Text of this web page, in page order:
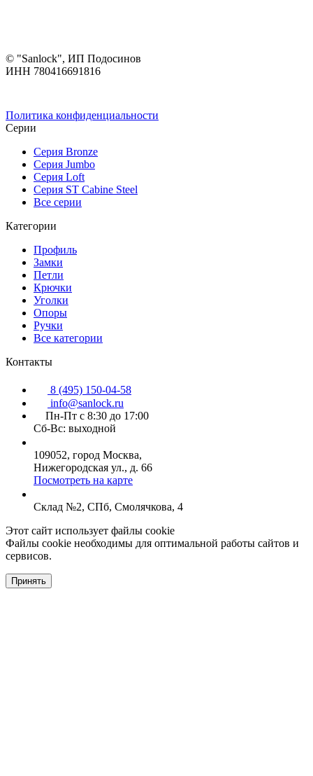
© "Sanlock", ИП Подосинов
ИНН 780416691816
Политика конфиденциальности
Серии
Серия Bronze
Серия Jumbo
Серия Loft
Серия ST Cabine Steel
Все серии
Категории
Профиль
Замки
Петли
Крючки
Уголки
Опоры
Ручки
Все категории
Контакты
8 (495) 150-04-58
info@sanlock.ru
Пн-Пт с 8:30 до 17:00
Сб-Вс: выходной
109052, город Москва,
Нижегородская ул., д. 66
Посмотреть на карте
Склад №2, СПб, Смолячкова, 4
Этот сайт использует файлы cookie
Файлы cookie необходимы для оптимальной работы сайтов и
сервисов.
Принять